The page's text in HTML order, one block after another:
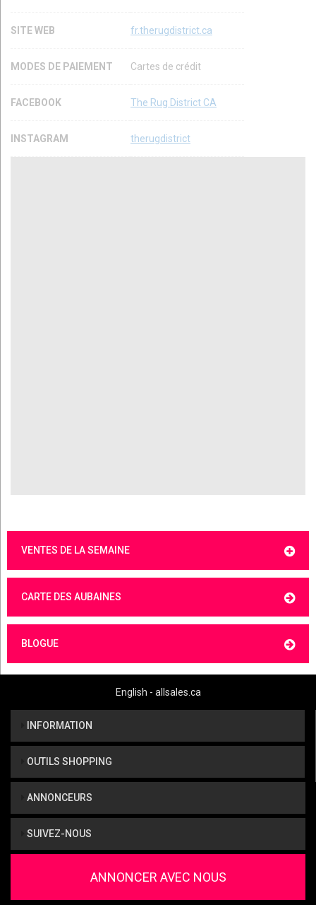
SITE WEB fr.therugdistrict.ca
MODES DE PAIEMENT Cartes de crédit
FACEBOOK The Rug District CA
INSTAGRAM therugdistrict
VENTES DE LA SEMAINE
CARTE DES AUBAINES
BLOGUE
English - allsales.ca
INFORMATION
OUTILS SHOPPING
ANNONCEURS
SUIVEZ-NOUS
ANNONCER AVEC NOUS